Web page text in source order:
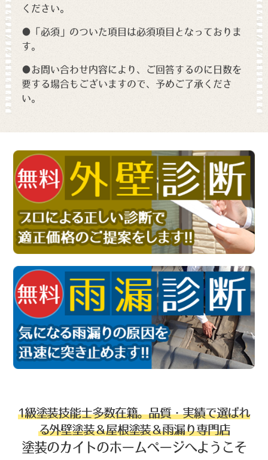
ください。
●「必須」のついた項目は必須項目となっておりま
す。
●お問い合わせ内容により、ご回答するのに日数を
要する場合もございますので、予めご了承くださ
い。
1級塗装技能士多数在籍。品質・実績で選ばれ
る外壁塗装＆屋根塗装＆雨漏り専門店
塗装のカイトのホームページへようこそ